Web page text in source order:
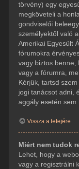
törvény) egy
megköveteli a
gondviselői
személyektől való
Amerikai Egyesült
fórumokra
vagy biztos benne,
vagy a fórumra,
Kérjük, tartsd
jogi tanácsot adni,
aggály esetén sem
Vissza a tetejére
Miért nem tudok
Lehet, hogy a
vagy a regisztrálni